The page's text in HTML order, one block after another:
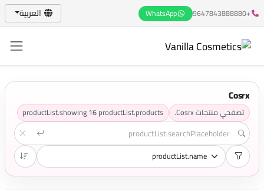
+9647843888880
WhatsApp العربية
Cosrx
تصفحي منتجات Cosrx. productList.showing16productList.products